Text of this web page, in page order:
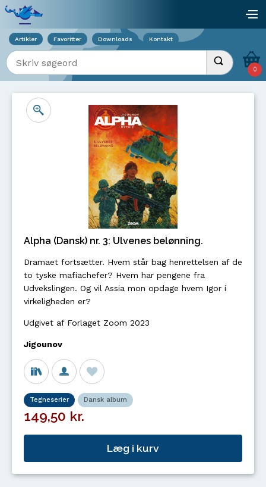
Artikler Favoritter Downloads Kontakt
Indtast søgeord Udfør søgning
0
Alpha (Dansk) nr. 3: Ulvenes belønning.
Dramaet fortsætter. Hvem står bag henrettelsen af de
to tyske mafiachefer? Hvem har pengene fra
Udvekslingen. Og vil Assia mon opdage hvem Igor i
virkeligheden er?
Udgivet af Forlaget Zoom 2023
Jigounov
Tegneserier Dansk album
149,50 kr.
Læg i kurv
Viser overlay for indkøbskurv